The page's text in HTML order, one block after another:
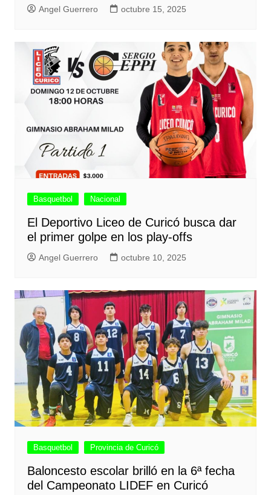
Angel Guerrero octubre 15, 2025
Basquetbol Nacional
El Deportivo Liceo de Curicó busca dar
el primer golpe en los play-offs
Angel Guerrero octubre 10, 2025
Basquetbol Provincia de Curicó
Baloncesto escolar brilló en la 6ª fecha
del Campeonato LIDEF en Curicó